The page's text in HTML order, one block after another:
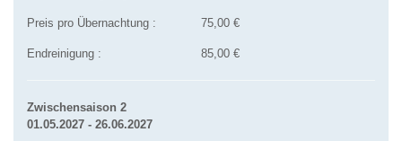
Preis pro Übernachtung : 75,00 €
Endreinigung : 85,00 €
Zwischensaison 2
01.05.2027 - 26.06.2027